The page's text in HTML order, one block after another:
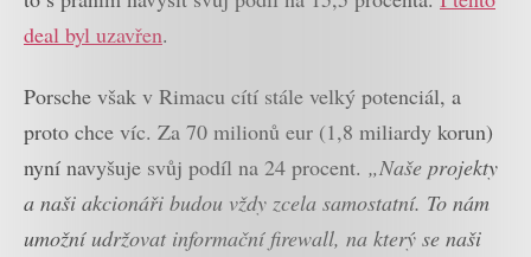
deal byl uzavřen.
Porsche však v Rimacu cítí stále velký potenciál, a
proto chce víc. Za 70 milionů eur (1,8 miliardy korun)
nyní navyšuje svůj podíl na 24 procent. „Naše projekty
a naši akcionáři budou vždy zcela samostatní. To nám
umožní udržovat informační firewall, na který se naši